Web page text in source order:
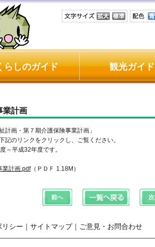
らしのガイド 観光ガイド
業計画
計画・第７期介護保険事業計画」
記のリンクをクリックし、ご覧ください。
～平成32年度です。
業計画.pdf（ＰＤＦ 1.18M）
リシー ｜ サイトマップ｜ ご意見・お問合わせ